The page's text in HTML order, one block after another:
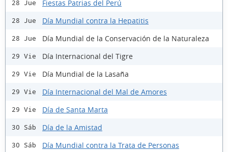
28 Jue Fiestas Patrias del Perú
28 Jue Día Mundial contra la Hepatitis
28 Jue Día Mundial de la Conservación de la Naturaleza
29 Vie Día Internacional del Tigre
29 Vie Día Mundial de la Lasaña
29 Vie Día Internacional del Mal de Amores
29 Vie Día de Santa Marta
30 Sáb Día de la Amistad
30 Sáb Día Mundial contra la Trata de Personas